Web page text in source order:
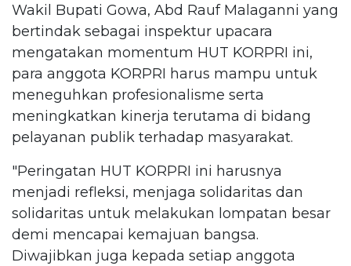
Wakil Bupati Gowa, Abd Rauf Malaganni yang
bertindak sebagai inspektur upacara
mengatakan momentum HUT KORPRI ini,
para anggota KORPRI harus mampu untuk
meneguhkan profesionalisme serta
meningkatkan kinerja terutama di bidang
pelayanan publik terhadap masyarakat.
"Peringatan HUT KORPRI ini harusnya
menjadi refleksi, menjaga solidaritas dan
solidaritas untuk melakukan lompatan besar
demi mencapai kemajuan bangsa.
Diwajibkan juga kepada setiap anggota